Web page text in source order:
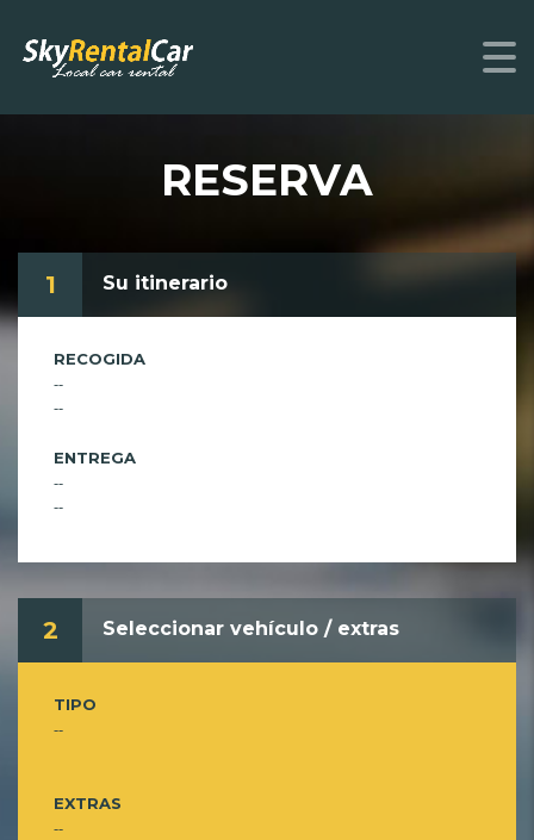
RESERVA
1 Su itinerario
RECOGIDA
--
--
ENTREGA
--
--
2 Seleccionar vehículo / extras
TIPO
--
EXTRAS
--